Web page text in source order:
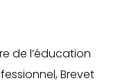
de l’éducation
Brevet